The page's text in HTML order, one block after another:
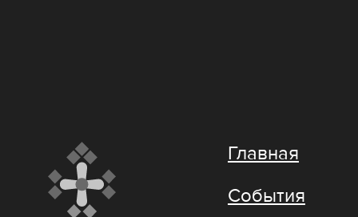
Главная
События